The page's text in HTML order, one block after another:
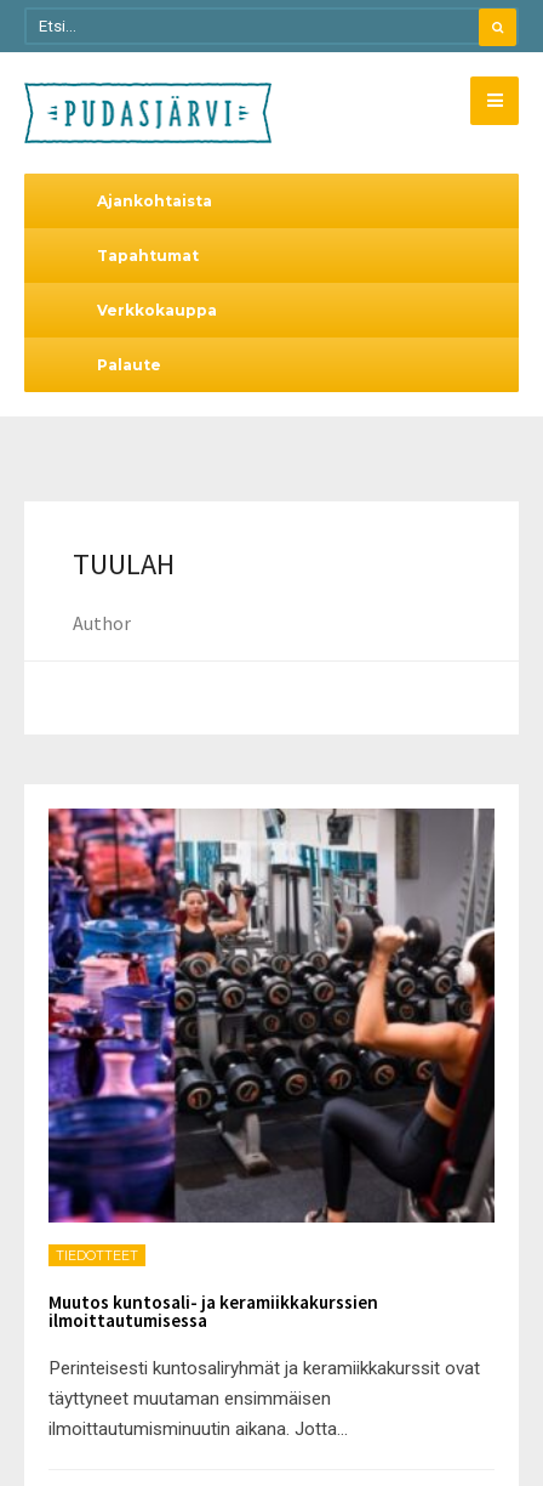
Ajankohtaista
Tapahtumat
Verkkokauppa
Palaute
TUULAH
Author
TIEDOTTEET
Muutos kuntosali- ja keramiikkakurssien
ilmoittautumisessa
Perinteisesti kuntosaliryhmät ja keramiikkakurssit ovat
täyttyneet muutaman ensimmäisen
ilmoittautumisminuutin aikana. Jotta...